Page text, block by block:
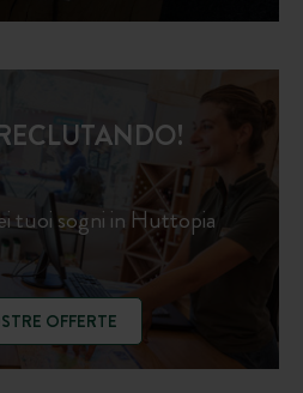
tuoi sogni in Huttopia
OFFERTE